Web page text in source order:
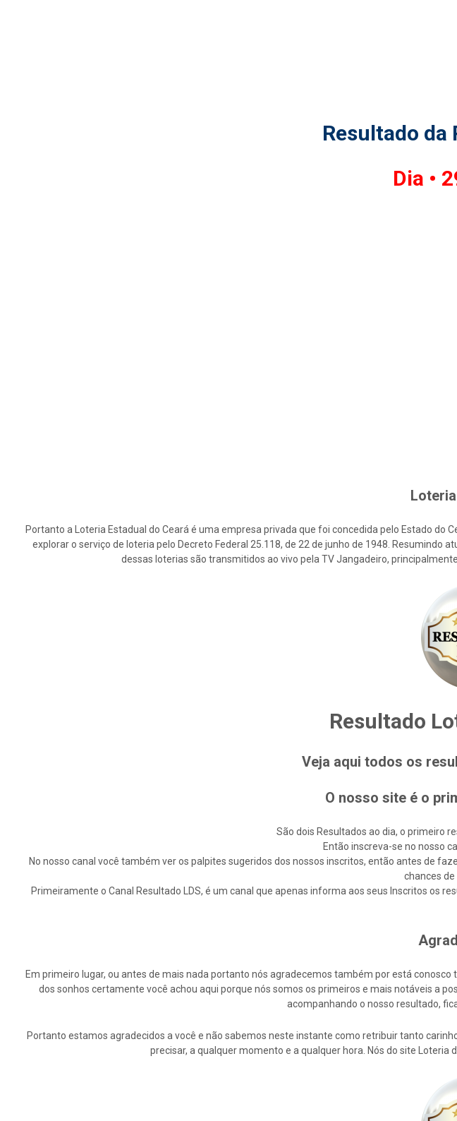
Resultado da
Dia •
Portanto a Loteria Estadual do Ceará é uma empresa privada que foi concedida pelo Estado do
explorar o serviço de loteria pelo Decreto Federal 25.118, de 22 de junho de 1948.
dessas loterias são transmitidos ao vivo pela TV Jangadeiro,
Resultado
Veja aqui todos os
O nosso site é o
São dois Resultados ao dia, o primeiro
Então inscreva-se no nosso
No nosso canal você também ver os palpites sugeridos dos nossos inscritos, então antes de
chances de
Primeiramente o Canal Resultado LDS, é um canal que apenas informa aos seus Inscritos os
Em primeiro lugar, ou antes de mais nada portanto nós agradecemos também por está
dos sonhos certamente você achou aqui porque nós somos os primeiros e mais notáveis a
acompanhando o nosso resultado,
Portanto estamos agradecidos a você e não sabemos neste instante como retribuir tanto
precisar, a qualquer momento e a qualquer hora. Nós do site Loteria